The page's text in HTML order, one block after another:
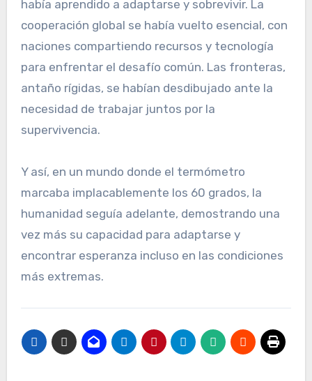
había aprendido a adaptarse y sobrevivir. La
cooperación global se había vuelto esencial, con
naciones compartiendo recursos y tecnología
para enfrentar el desafío común. Las fronteras,
antaño rígidas, se habían desdibujado ante la
necesidad de trabajar juntos por la
supervivencia.
Y así, en un mundo donde el termómetro
marcaba implacablemente los 60 grados, la
humanidad seguía adelante, demostrando una
vez más su capacidad para adaptarse y
encontrar esperanza incluso en las condiciones
más extremas.